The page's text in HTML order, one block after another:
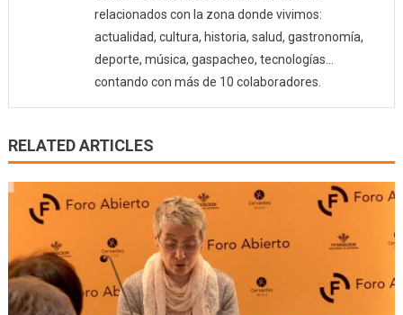
relacionados con la zona donde vivimos:
actualidad, cultura, historia, salud, gastronomía,
deporte, música, gaspacheo, tecnologías…
contando con más de 10 colaboradores.
RELATED ARTICLES